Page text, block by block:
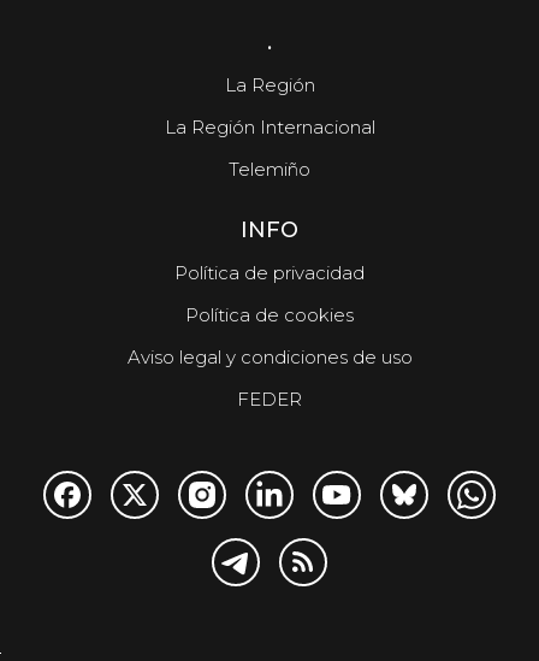
.
La Región
La Región Internacional
Telemiño
INFO
Política de privacidad
Política de cookies
Aviso legal y condiciones de uso
FEDER